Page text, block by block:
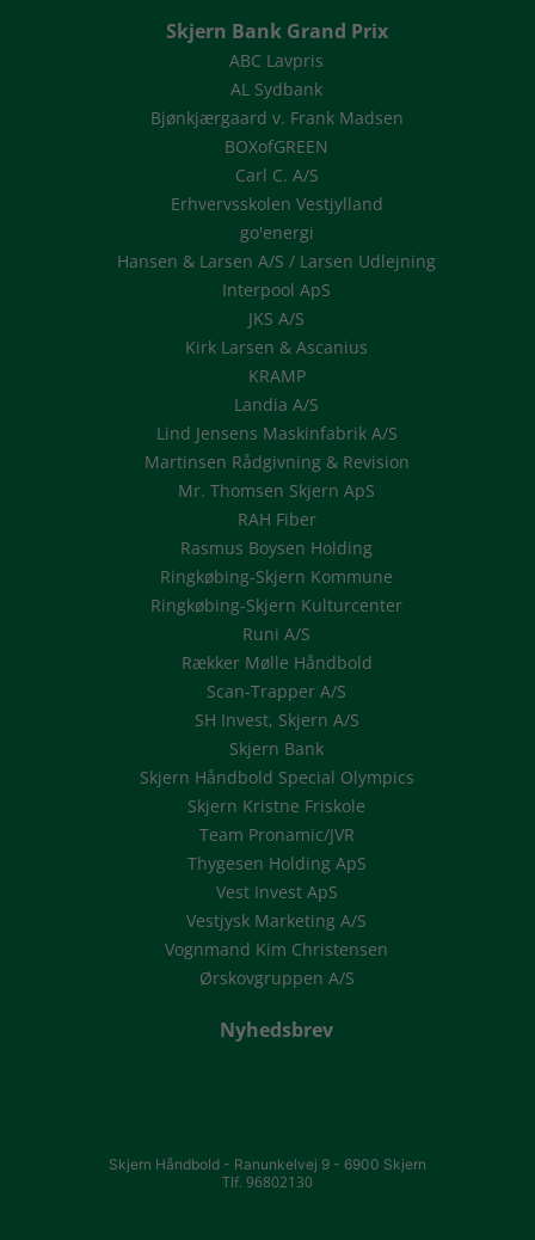
Skjern Bank Grand Prix
ABC Lavpris
AL Sydbank
Bjønkjærgaard v. Frank Madsen
BOXofGREEN
Carl C. A/S
Erhvervsskolen Vestjylland
go'energi
Hansen & Larsen A/S / Larsen Udlejning
Interpool ApS
JKS A/S
Kirk Larsen & Ascanius
KRAMP
Landia A/S
Lind Jensens Maskinfabrik A/S
Martinsen Rådgivning & Revision
Mr. Thomsen Skjern ApS
RAH Fiber
Rasmus Boysen Holding
Ringkøbing-Skjern Kommune
Ringkøbing-Skjern Kulturcenter
Runi A/S
Rækker Mølle Håndbold
Scan-Trapper A/S
SH Invest, Skjern A/S
Skjern Bank
Skjern Håndbold Special Olympics
Skjern Kristne Friskole
Team Pronamic/JVR
Thygesen Holding ApS
Vest Invest ApS
Vestjysk Marketing A/S
Vognmand Kim Christensen
Ørskovgruppen A/S
Nyhedsbrev
Skjern Håndbold - Ranunkelvej 9 - 6900 Skjern
Tlf. 96802130